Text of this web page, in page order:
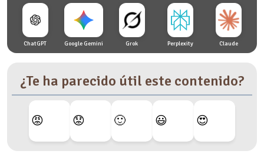
ChatGPT Google Gemini Grok Perplexity Claude
¿Te ha parecido útil este contenido?
😡 😟 🙂 😃 😍